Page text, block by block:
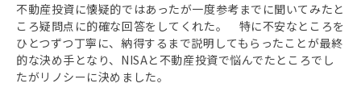
不動産投資に懐疑的ではあったが一度参考までに聞いてみたと
ころ疑問点に的確な回答をしてくれた。 特に不安なところを
ひとつずつ丁寧に、納得するまで説明してもらったことが最終
的な決め手となり、NISAと不動産投資で悩んでたところでし
たがリノシーに決めました。